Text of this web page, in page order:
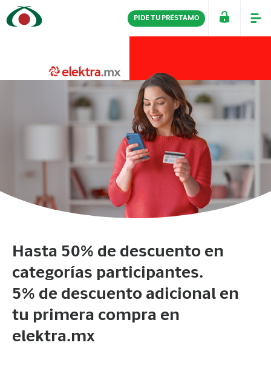
PIDE TU PRÉSTAMO
Hasta 50% de descuento en
categorías participantes.
5% de descuento adicional en
tu primera compra en
elektra.mx